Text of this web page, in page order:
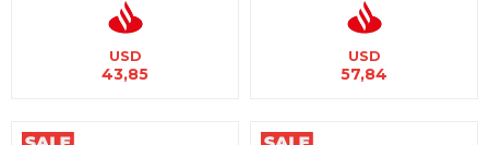
USD
43,85
USD
57,84